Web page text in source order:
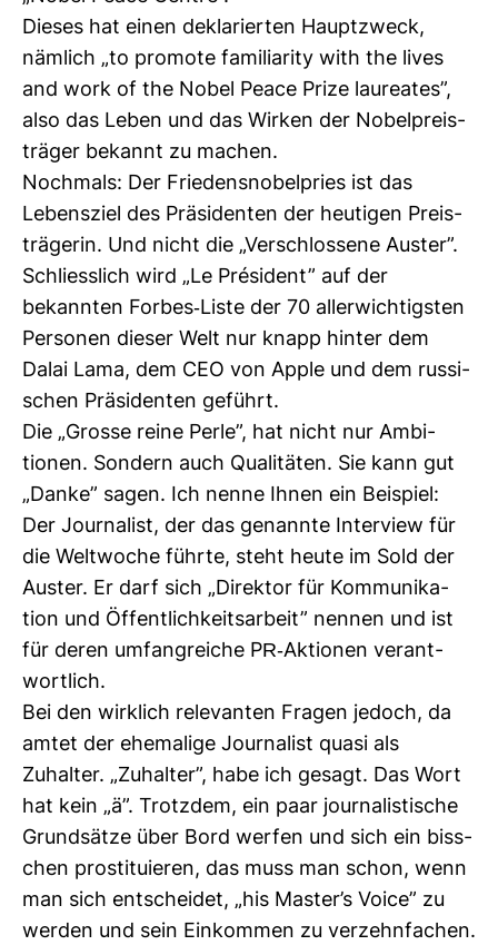
Dieses hat einen dekla­rierten Haupt­zweck,
näm­lich „to pro­mote fami­lia­rity with the lives
and work of the Nobel Peace Prize lau­reates”,
also das Leben und das Wirken der Nobel­preis­
träger bekannt zu machen.
Noch­mals: Der Frie­dens­no­bel­pries ist das
Lebens­ziel des Prä­si­denten der heu­tigen Preis­
trä­gerin. Und nicht die „Ver­schlos­sene Auster”.
Schliess­lich wird „Le Président” auf der
bekannten Forbes-​Liste der 70 aller­wich­tigsten
Per­sonen dieser Welt nur knapp hinter dem
Dalai Lama, dem CEO von Apple und dem rus­si­
schen Prä­si­denten geführt.
Die „Grosse reine Perle”, hat nicht nur Ambi­
tionen. Son­dern auch Qua­li­täten. Sie kann gut
„Danke” sagen. Ich nenne Ihnen ein Bei­spiel:
Der Jour­na­list, der das genannte Inter­view für
die Welt­woche führte, steht heute im Sold der
Auster. Er darf sich „Direktor für Kom­mu­ni­ka­
tion und Öffent­lich­keits­ar­beit” nennen und ist
für deren umfang­reiche PR-​Aktionen ver­ant­
wort­lich.
Bei den wirk­lich rele­vanten Fragen jedoch, da
amtet der ehe­ma­lige Jour­na­list quasi als
Zuhalter. „Zuhalter”, habe ich gesagt. Das Wort
hat kein „ä”. Trotzdem, ein paar jour­na­lis­ti­sche
Grund­sätze über Bord werfen und sich ein biss­
chen pro­sti­tu­ieren, das muss man schon, wenn
man sich ent­scheidet, „his Master’s Voice” zu
werden und sein Ein­kommen zu ver­zehn­fa­chen.